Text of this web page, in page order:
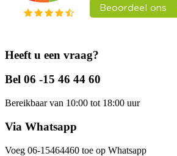
Heeft u een vraag?
Bel 06 -15 46 44 60
Bereikbaar van 10:00 tot 18:00 uur
Via Whatsapp
Voeg 06-15464460 toe op Whatsapp